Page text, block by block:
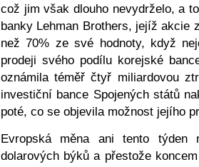
což jim však dlouho nevydrželo, a
banky Lehman Brothers, jejíž akcie
než 70% ze své hodnoty, když
prodeji svého podílu korejské
oznámila téměř čtyř miliardovou
investiční bance Spojených států
poté, co se objevila možnost jejího
Evropská měna ani tento týden
dolarových býků a přestože